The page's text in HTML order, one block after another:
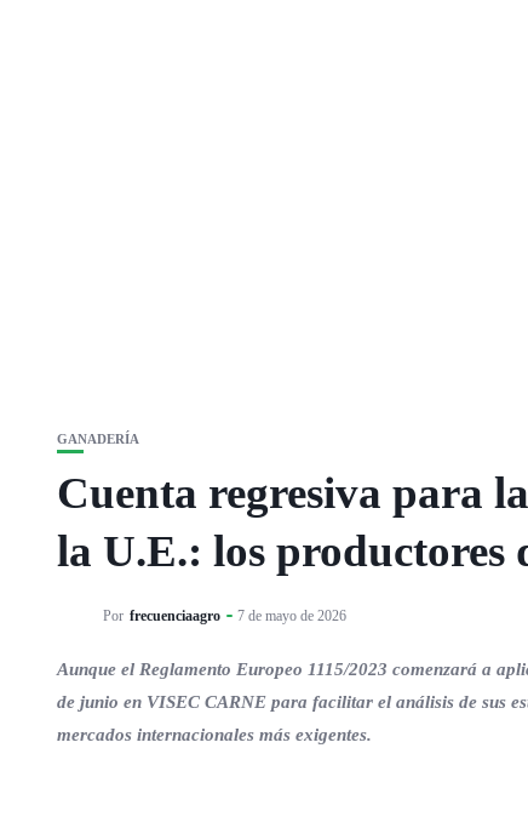
GANADERÍA
Cuenta regresiva para
la U.E.: los productores
Por frecuenciaagro 7 de mayo de 2026
Aunque el Reglamento Europeo 1115/2023 comenzará a
de junio en VISEC CARNE para facilitar el análisis de sus
mercados internacionales más exigentes.